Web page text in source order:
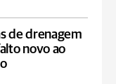
de drenagem
novo ao